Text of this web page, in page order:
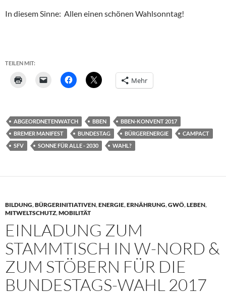
In diesem Sinne: Allen einen schönen Wahlsonntag!
TEILEN MIT:
Mehr
ABGEORDNETENWATCH BBEN
BBEN-KONVENT 2017
BREMER MANIFEST
BUNDESTAG BÜRGERENERGIE
CAMPACT
SFV
SONNE FÜR ALLE - 2030 WAHL?
BILDUNG,BÜRGERINITIATIVEN,ENERGIE,ERNÄHRUNG,GWÖ,LEBEN,
MITWELTSCHUTZ,MOBILITÄT
EINLADUNG ZUM
STAMMTISCH IN W-NORD &
ZUM STÖBERN FÜR DIE
BUNDESTAGS-WAHL 2017